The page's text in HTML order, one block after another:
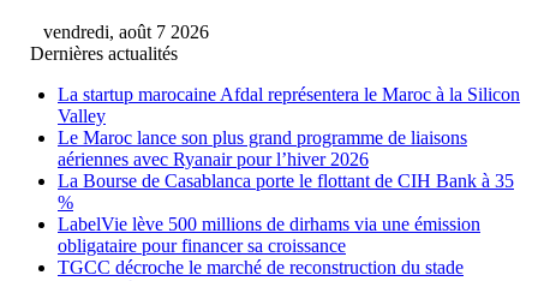
vendredi, août 7 2026
Dernières actualités
La startup marocaine Afdal représentera le Maroc à la Silicon
Valley
Le Maroc lance son plus grand programme de liaisons
aériennes avec Ryanair pour l’hiver 2026
La Bourse de Casablanca porte le flottant de CIH Bank à 35
%
LabelVie lève 500 millions de dirhams via une émission
obligataire pour financer sa croissance
TGCC décroche le marché de reconstruction du stade